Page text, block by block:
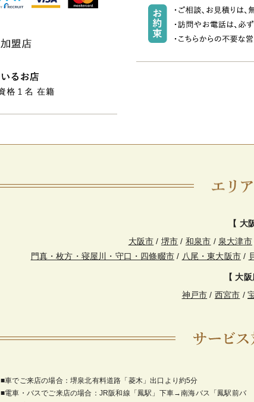
【 大
大阪市 / 堺市 / 和泉市 / 泉大津市
門真・枚方・寝屋川・守口・四條畷市/ 八尾・東大阪市/
【 大
神戸市 / 西宮市 /
■車でご来店の場合：堺泉北有料道路「菱木」出口より約5分
■電車・バスでご来店の場合：JR阪和線「鳳駅」下車→南海バス「鳳駅前バ